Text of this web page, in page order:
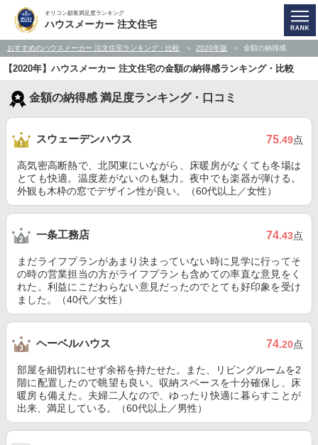
オリコン顧客満足度ランキング
ハウスメーカー 注文住宅
おすすめのハウスメーカー 注文住宅ランキング・比較 2020年版 金額の納得感
【2020年】ハウスメーカー 注文住宅の金額の納得感ランキング・比較
金額の納得感 満足度ランキング・口コミ
スウェーデンハウス 75.49点
高気密高断熱で、北関東にいながら、床暖房がなくても冬場は
とても快適。温度差がないのも魅力。夜中でも楽器が弾ける。
外観も木枠の窓でデザイン性が良い。（60代以上／女性）
一条工務店 74.43点
まだライフプランがあまり決まっていない時に見学に行ってそ
の時の営業担当の方がライフプランも含めての率直な意見をく
れた。利益にこだわらない意見だったのでとても好印象を受け
ました。（40代／女性）
ヘーベルハウス 74.20点
部屋を細切れにせず余裕を持たせた。また、リビングルームを2
階に配置したので眺望も良い。収納スペースを十分確保し、床
暖房も備えた。夫婦二人なので、ゆったり快適に暮らすことが
出来、満足している。（60代以上／男性）